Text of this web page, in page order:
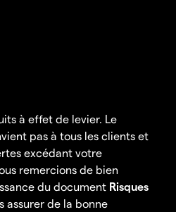
à effet de levier. Le
pas à tous les clients et
excédant votre
remercions de bien
du document Risques
assurer de la bonne